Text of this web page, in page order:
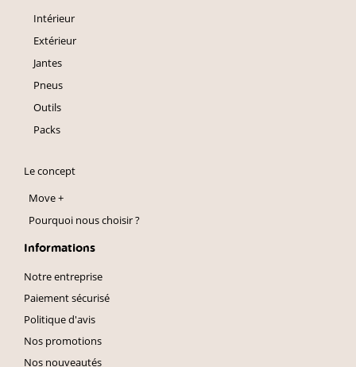
Intérieur
Extérieur
Jantes
Pneus
Outils
Packs
Le concept
Move +
Pourquoi nous choisir ?
Informations
Notre entreprise
Paiement sécurisé
Politique d'avis
Nos promotions
Nos nouveautés